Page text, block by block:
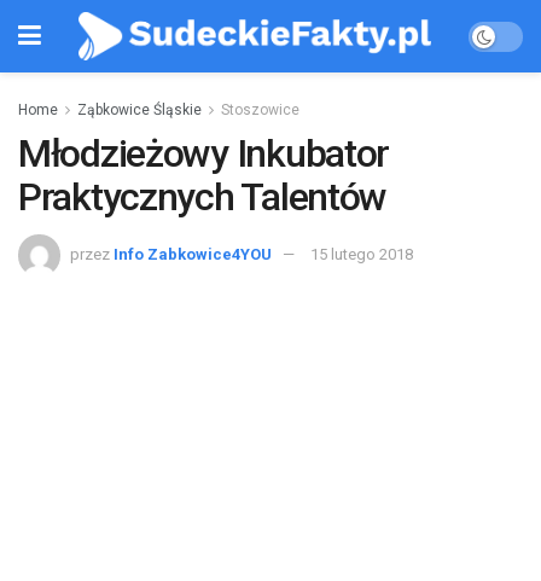
Home Ząbkowice Śląskie Stoszowice
Młodzieżowy Inkubator
Praktycznych Talentów
przez Info Zabkowice4YOU 15 lutego 2018